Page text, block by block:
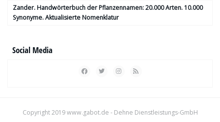
Zander. Handwörterbuch der Pflanzennamen: 20.000 Arten. 10.000
Synonyme. Aktualisierte Nomenklatur
Social Media
Copyright 2019www.gabot.de - Dehne Dienstleistungs-GmbH